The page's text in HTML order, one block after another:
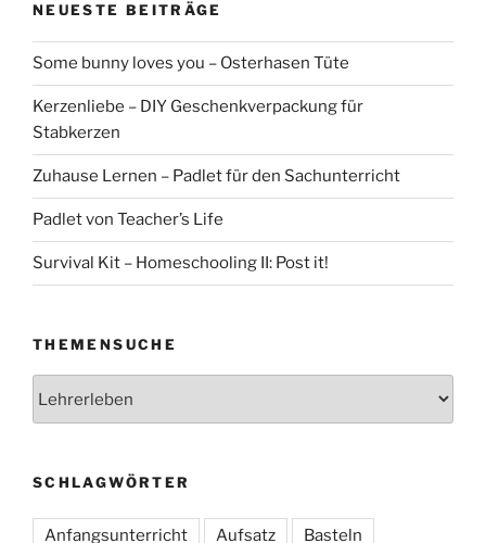
NEUESTE BEITRÄGE
Some bunny loves you – Osterhasen Tüte
Kerzenliebe – DIY Geschenkverpackung für
Stabkerzen
Zuhause Lernen – Padlet für den Sachunterricht
Padlet von Teacher’s Life
Survival Kit – Homeschooling II: Post it!
THEMENSUCHE
SCHLAGWÖRTER
Anfangsunterricht Aufsatz Basteln